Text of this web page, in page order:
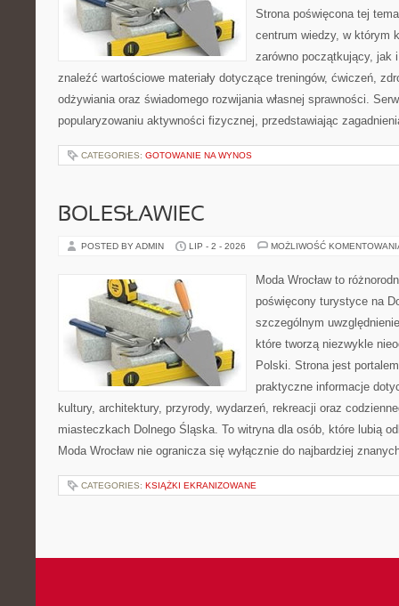
Strona poświęcona tej
centrum wiedzy, w którym
zarówno początkujący, jak
znaleźć wartościowe materiały dotyczące treningów, ćwiczeń,
odżywiania oraz świadomego rozwijania własnej sprawności.
popularyzowaniu aktywności fizycznej, przedstawiając
CATEGORIES: GOTOWANIE NA WYNOS
BOLESŁAWIEC
POSTED BY ADMIN LIP - 2 - 2026 MOŻLIWOŚĆ
Moda Wrocław to
poświęcony turystyce na
szczególnym
które tworzą niezwykle
Polski. Strona jest
praktyczne informacje
kultury, architektury, przyrody, wydarzeń, rekreacji oraz
miasteczkach Dolnego Śląska. To witryna dla osób, które lubią
Moda Wrocław nie ogranicza się wyłącznie do najbardziej
CATEGORIES: KSIĄŻKI EKRANIZOWANE